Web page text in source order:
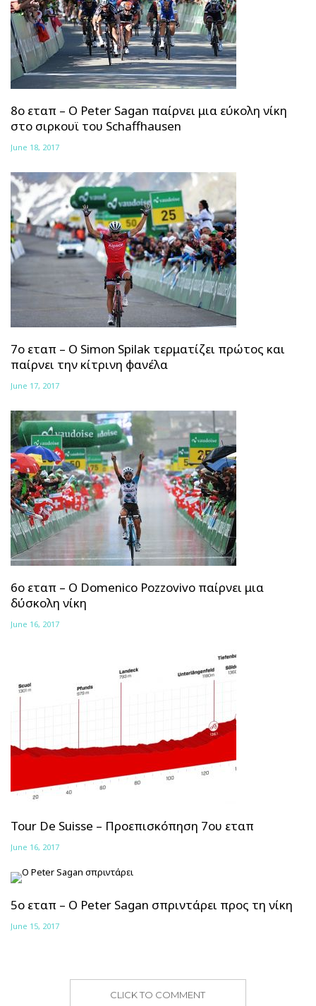
8ο εταπ – Ο Peter Sagan παίρνει μια εύκολη νίκη
στο σιρκουϊ του Schaffhausen
June 18, 2017
7ο εταπ – Ο Simon Spilak τερματίζει πρώτος και
παίρνει την κίτρινη φανέλα
June 17, 2017
6ο εταπ – Ο Domenico Pozzovivo παίρνει μια
δύσκολη νίκη
June 16, 2017
Tour De Suisse – Προεπισκόπηση 7ου εταπ
June 16, 2017
5ο εταπ – Ο Peter Sagan σπριντάρει προς τη νίκη
June 15, 2017
CLICK TO COMMENT